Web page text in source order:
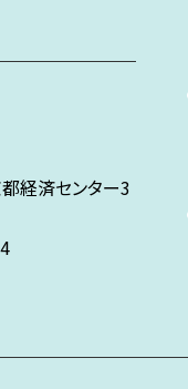
経済センター3